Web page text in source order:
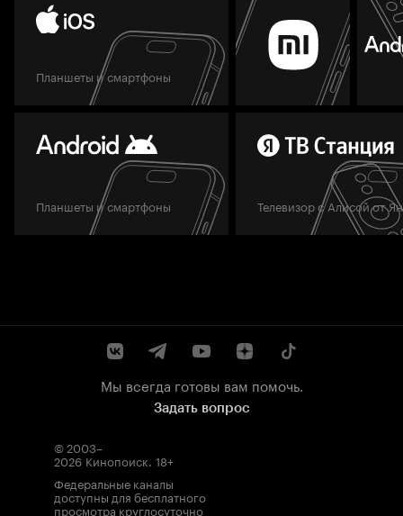
Планшеты и смартфоны
Планшеты и смартфоны Телевизор с Алисой от
Мы всегда готовы вам помочь.
Задать вопрос
© 2003–
2026 Кинопоиск. 18+
Федеральные каналы
доступны для бесплатного
просмотра круглосуточно